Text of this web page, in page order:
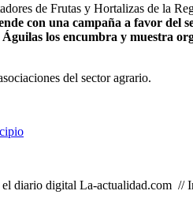
de Frutas y Hortalizas de la
con una campaña a favor del
los encumbra y muestra
del sector agrario.
diario digital La-actualidad.com //